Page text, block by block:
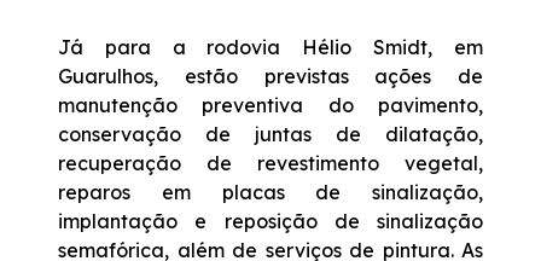
Já para a rodovia Hélio Smidt, em
Guarulhos, estão previstas ações de
manutenção preventiva do pavimento,
conservação de juntas de dilatação,
recuperação de revestimento vegetal,
reparos em placas de sinalização,
implantação e reposição de sinalização
semafórica, além de serviços de pintura. As